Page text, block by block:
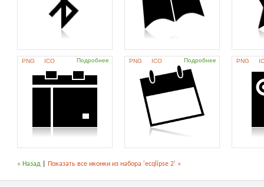
PNG ICO Подробнее PNG ICO Подробнее PNG
« Назад Показать все иконки из набора 'ecqlipse 2' »